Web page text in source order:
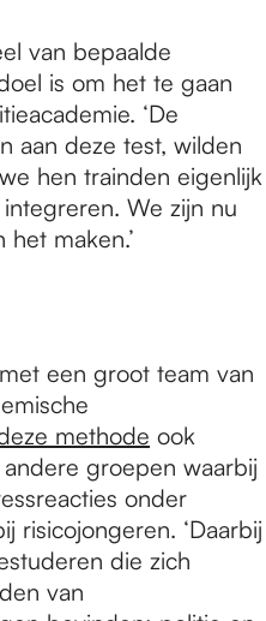
van bepaalde
is om het te gaan
‘De
aan deze test, wilden
hen trainden eigenlijk
We zijn nu
maken.’
een groot team van
methode ook
groepen waarbij
onder
risicojongeren. ‘Daarbij
die zich
van